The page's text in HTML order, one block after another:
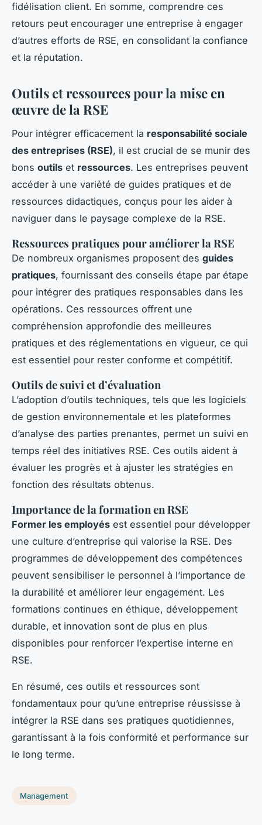
fidélisation client. En somme, comprendre ces
retours peut encourager une entreprise à engager
d’autres efforts de RSE, en consolidant la confiance
et la réputation.
Outils et ressources pour la mise en
œuvre de la RSE
Pour intégrer efficacement la responsabilité sociale
des entreprises (RSE), il est crucial de se munir des
bons outils et ressources. Les entreprises peuvent
accéder à une variété de guides pratiques et de
ressources didactiques, conçus pour les aider à
naviguer dans le paysage complexe de la RSE.
Ressources pratiques pour améliorer la RSE
De nombreux organismes proposent des guides
pratiques, fournissant des conseils étape par étape
pour intégrer des pratiques responsables dans les
opérations. Ces ressources offrent une
compréhension approfondie des meilleures
pratiques et des réglementations en vigueur, ce qui
est essentiel pour rester conforme et compétitif.
Outils de suivi et d’évaluation
L’adoption d’outils techniques, tels que les logiciels
de gestion environnementale et les plateformes
d’analyse des parties prenantes, permet un suivi en
temps réel des initiatives RSE. Ces outils aident à
évaluer les progrès et à ajuster les stratégies en
fonction des résultats obtenus.
Importance de la formation en RSE
Former les employés est essentiel pour développer
une culture d’entreprise qui valorise la RSE. Des
programmes de développement des compétences
peuvent sensibiliser le personnel à l’importance de
la durabilité et améliorer leur engagement. Les
formations continues en éthique, développement
durable, et innovation sont de plus en plus
disponibles pour renforcer l’expertise interne en
RSE.
En résumé, ces outils et ressources sont
fondamentaux pour qu’une entreprise réussisse à
intégrer la RSE dans ses pratiques quotidiennes,
garantissant à la fois conformité et performance sur
le long terme.
Management